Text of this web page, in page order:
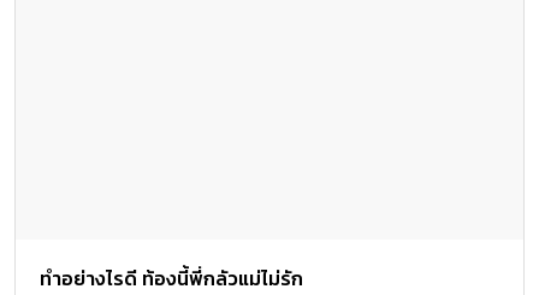
ทำอย่างไรดี ท้องนี้พี่กลัวแม่ไม่รัก